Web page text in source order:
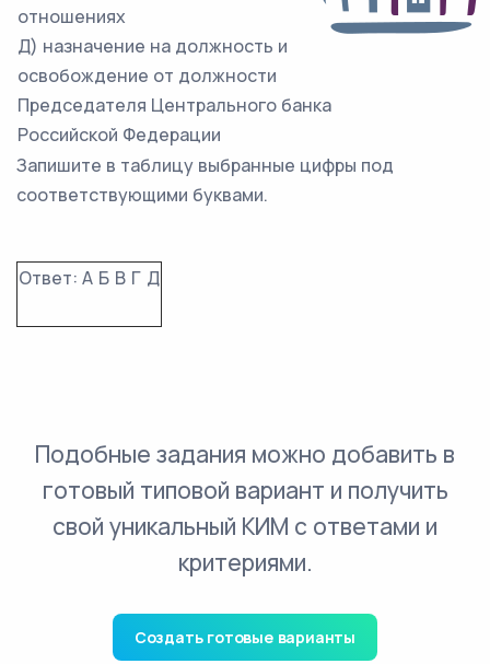
отношениях
Д) назначение на должность и
освобождение от должности
Председателя Центрального банка
Российской Федерации
Запишите в таблицу выбранные цифры под
соответствующими буквами.
Ответ: А Б В Г Д
Подобные задания можно добавить в
готовый типовой вариант и получить
свой уникальный КИМ с ответами и
критериями.
Создать готовые варианты